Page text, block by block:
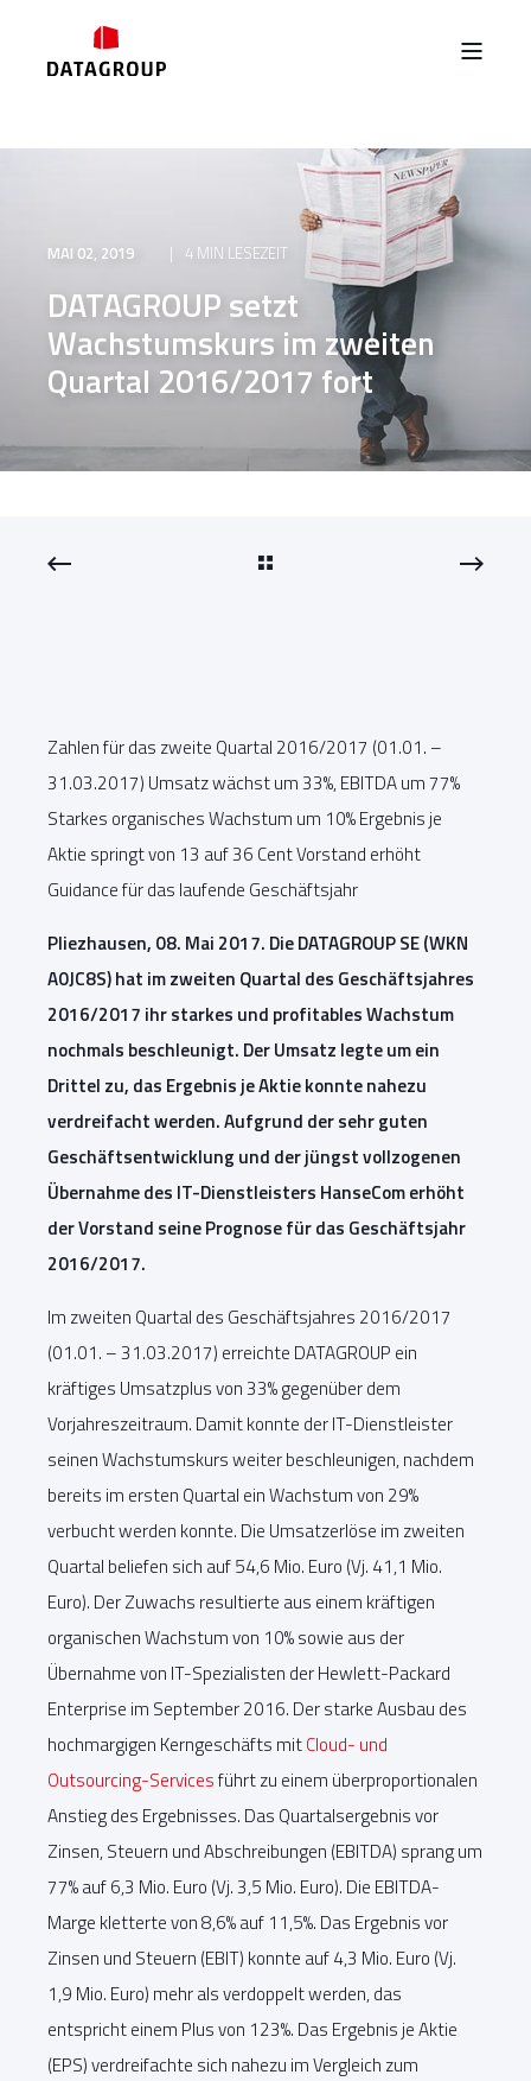
MAI 02, 2019 4 MIN LESEZEIT
DATAGROUP setzt
Wachstumskurs im zweiten
Quartal 2016/2017 fort
Zahlen für das zweite Quartal 2016/2017 (01.01. –
31.03.2017) Umsatz wächst um 33%, EBITDA um 77%
Starkes organisches Wachstum um 10% Ergebnis je
Aktie springt von 13 auf 36 Cent Vorstand erhöht
Guidance für das laufende Geschäftsjahr
Pliezhausen, 08. Mai 2017. Die DATAGROUP SE (WKN
A0JC8S) hat im zweiten Quartal des Geschäftsjahres
2016/2017 ihr starkes und profitables Wachstum
nochmals beschleunigt. Der Umsatz legte um ein
Drittel zu, das Ergebnis je Aktie konnte nahezu
verdreifacht werden. Aufgrund der sehr guten
Geschäftsentwicklung und der jüngst vollzogenen
Übernahme des IT-Dienstleisters HanseCom erhöht
der Vorstand seine Prognose für das Geschäftsjahr
2016/2017.
Im zweiten Quartal des Geschäftsjahres 2016/2017
(01.01. – 31.03.2017) erreichte DATAGROUP ein
kräftiges Umsatzplus von 33% gegenüber dem
Vorjahreszeitraum. Damit konnte der IT-Dienstleister
seinen Wachstumskurs weiter beschleunigen, nachdem
bereits im ersten Quartal ein Wachstum von 29%
verbucht werden konnte. Die Umsatzerlöse im zweiten
Quartal beliefen sich auf 54,6 Mio. Euro (Vj. 41,1 Mio.
Euro). Der Zuwachs resultierte aus einem kräftigen
organischen Wachstum von 10% sowie aus der
Übernahme von IT-Spezialisten der Hewlett-Packard
Enterprise im September 2016. Der starke Ausbau des
hochmargigen Kerngeschäfts mitCloud- und
Outsourcing-Servicesführt zu einem überproportionalen
Anstieg des Ergebnisses. Das Quartalsergebnis vor
Zinsen, Steuern und Abschreibungen (EBITDA) sprang um
77% auf 6,3 Mio. Euro (Vj. 3,5 Mio. Euro). Die EBITDA-
Marge kletterte von 8,6% auf 11,5%. Das Ergebnis vor
Zinsen und Steuern (EBIT) konnte auf 4,3 Mio. Euro (Vj.
1,9 Mio. Euro) mehr als verdoppelt werden, das
entspricht einem Plus von 123%. Das Ergebnis je Aktie
(EPS) verdreifachte sich nahezu im Vergleich zum